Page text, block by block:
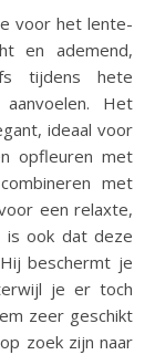
voor het lente-
en ademend,
tijdens hete
Het
ideaal voor
opfleuren met
met
een relaxte,
is ook dat deze
beschermt je
je er toch
zeer geschikt
zoek zijn naar